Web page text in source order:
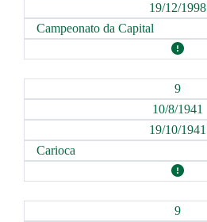
19/12/1998
Campeonato da Capital
9
10/8/1941
19/10/1941
Carioca
9